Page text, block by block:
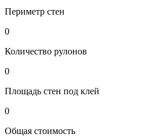
Периметр стен
0
Количество рулонов
0
Площадь стен под клей
0
Общая стоимость